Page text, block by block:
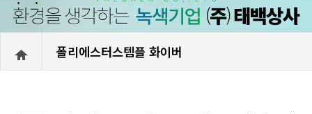
폴리에스터스템플 화이버